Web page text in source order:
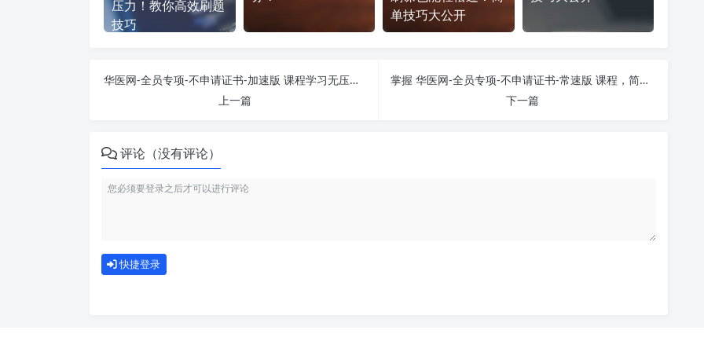
压力！教你高效刷题
技巧
单技巧大公开
华医网-全员专项-不申请证书-加速版 课程学习无压力！教你高效刷题技巧
上一篇
掌握 华医网-全员专项-不申请证书-常速版 课程，简单刷课技巧分享！
下一篇
评论（没有评论）
快捷登录